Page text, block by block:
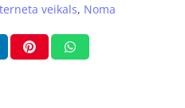
veikals, Noma